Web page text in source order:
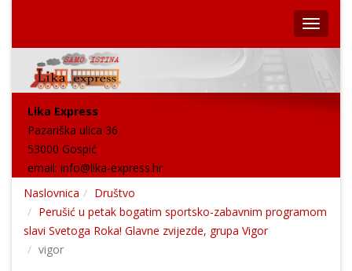
Lika Express
Pazariška ulica 36
53000 Gospić
email: info@lika-express.hr
Naslovnica
Društvo
Perušić u petak bogatim sportsko-zabavnim programom
slavi Svetoga Roka! Glavne zvijezde, grupa Vigor
vigor